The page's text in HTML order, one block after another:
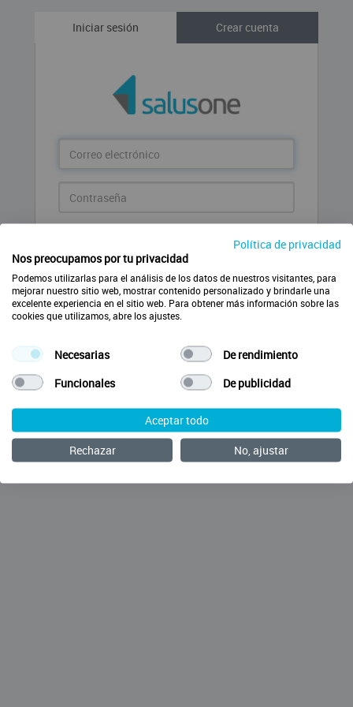
Iniciar sesión Crear cuenta
electrónico
¿Has olvidado la contraseña?
Política de privacidad
Nos preocupamos por tu privacidad
Podemos utilizarlas para el análisis de los datos de nuestros visitantes, para
mejorar nuestro sitio web, mostrar contenido personalizado y brindarle una
excelente experiencia en el sitio web. Para obtener más información sobre las
cookies que utilizamos, abre los ajustes.
Necesarias
De rendimiento
Funcionales
De publicidad
Aceptar todo
Rechazar
No, ajustar